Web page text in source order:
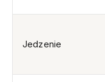
Jedzenie